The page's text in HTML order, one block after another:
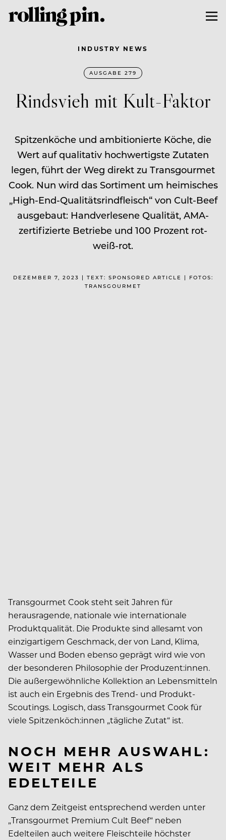
INDUSTRY NEWS
AUSGABE 279
Rindsvieh mit Kult-Faktor
Spitzenköche und ambitionierte Köche, die
Wert auf qualitativ hochwertigste Zutaten
legen, führt der Weg direkt zu Transgourmet
Cook. Nun wird das Sortiment um heimisches
„High-End-­Qualitätsrindfleisch“ von Cult-Beef
ausgebaut: Handverlesene ­Qualität, AMA-
zertifizierte Betriebe und 100 Prozent rot-
weiß-rot.
DEZEMBER 7, 2023 | TEXT: SPONSORED ARTICLE | FOTOS:
TRANSGOURMET
Transgourmet Cook steht seit Jahren für
herausragende, nationale wie internationale
Produktqualität. Die Produkte sind allesamt von
einzigartigem Geschmack, der von Land, Klima,
Wasser und Boden ebenso geprägt wird wie von
der besonderen Philosophie der Produzent:innen.
Die außergewöhnliche Kollektion an Lebensmitteln
ist auch ein Ergebnis des Trend- und Produkt-
Scoutings. Logisch, dass Transgourmet Cook für
viele Spitzenköch:innen „tägliche Zutat“ ist.
NOCH MEHR AUSWAHL:
WEIT MEHR ALS
EDELTEILE
Ganz dem Zeitgeist entsprechend werden unter
„Transgourmet Premium Cult Beef“ neben
Edelteilen auch weitere Fleischteile höchster